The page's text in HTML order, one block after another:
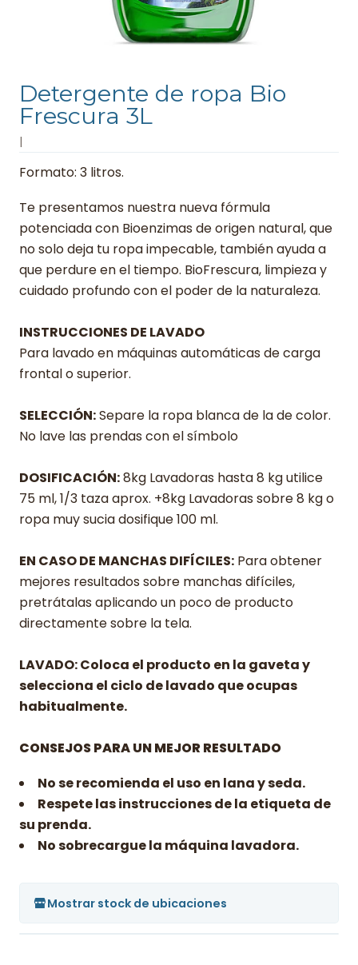
Detergente de ropa Bio
Frescura 3L
|
Formato: 3 litros.
Te presentamos nuestra nueva fórmula
potenciada con Bioenzimas de origen natural, que
no solo deja tu ropa impecable, también ayuda a
que perdure en el tiempo. BioFrescura, limpieza y
cuidado profundo con el poder de la naturaleza.
INSTRUCCIONES DE LAVADO
Para lavado en máquinas automáticas de carga
frontal o superior.
SELECCIÓN:Separe la ropa blanca de la de color.
No lave las prendas con el símbolo
DOSIFICACIÓN:8kg Lavadoras hasta 8 kg utilice
75 ml, 1/3 taza aprox. +8kg Lavadoras sobre 8 kg o
ropa muy sucia dosifique 100 ml.
EN CASO DE MANCHAS DIFÍCILES: Para obtener
mejores resultados sobre manchas difíciles,
pretrátalas aplicando un poco de producto
directamente sobre la tela.
LAVADO: Coloca el producto en la gaveta y
selecciona el ciclo de lavado que ocupas
habitualmente.
CONSEJOS PARA UN MEJOR RESULTADO
No se recomienda el uso en lana y seda.
Respete las instrucciones de la etiqueta de
su prenda.
No sobrecargue la máquina lavadora.
Mostrar stock de ubicaciones